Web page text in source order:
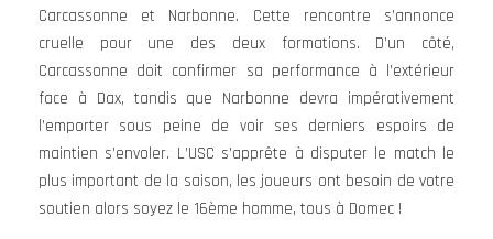
Carcassonne et Narbonne. Cette rencontre s’annonce
cruelle pour une des deux formations. D’un côté,
Carcassonne doit confirmer sa performance à l’extérieur
face à Dax, tandis que Narbonne devra impérativement
l’emporter sous peine de voir ses derniers espoirs de
maintien s’envoler. L’USC s’apprête à disputer le match le
plus important de la saison, les joueurs ont besoin de votre
soutien alors soyez le 16ème homme, tous à Domec !